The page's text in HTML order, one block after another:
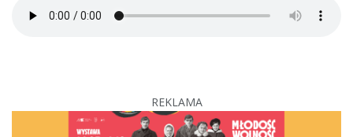
REKLAMA